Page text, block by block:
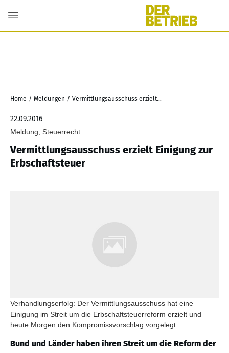
Home / Meldungen / Vermittlungsausschuss erzielt Einigung zur Erbschaftsteuer
22.09.2016
Meldung, Steuerrecht
Vermittlungsausschuss erzielt Einigung zur
Erbschaftsteuer
Verhandlungserfolg: Der Vermittlungsausschuss hat eine
Einigung im Streit um die Erbschaftsteuerreform erzielt und
heute Morgen den Kompromissvorschlag vorgelegt.
Bund und Länder haben ihren Streit um die Reform der